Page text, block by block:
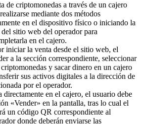
de criptomonedas a través de un cajero
mediante dos métodos
en el dispositivo físico o iniciando la
sitio web del operador para
en el cajero.
iniciar la venta desde el sitio web, el
a la sección correspondiente, seleccionar
y sacar dinero en un cajero
sus activos digitales a la dirección de
por el operador.
en el cajero, el usuario debe
«Vender» en la pantalla, tras lo cual el
un código QR correspondiente al
donde deberán enviarse las